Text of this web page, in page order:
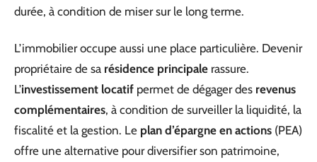
durée, à condition de miser sur le long terme.
L’immobilier occupe aussi une place particulière. Devenir
propriétaire de sa résidence principale rassure.
L’investissement locatif permet de dégager des revenus
complémentaires, à condition de surveiller la liquidité, la
fiscalité et la gestion. Le plan d’épargne en actions (PEA)
offre une alternative pour diversifier son patrimoine,